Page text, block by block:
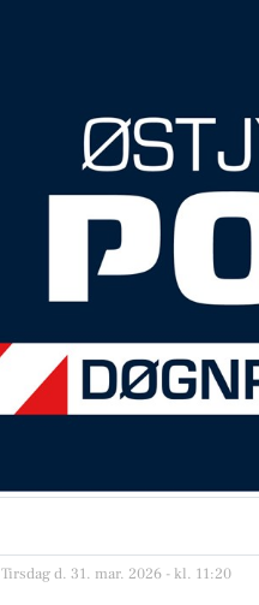
Tirsdag d. 31. mar. 2026 - kl. 11:20